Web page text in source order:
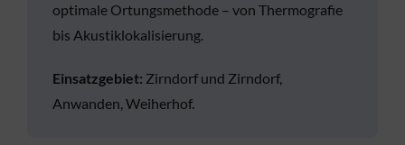
optimale Ortungsmethode – von Thermografie
bis Akustiklokalisierung.
Einsatzgebiet: Zirndorf und Zirndorf,
Anwanden, Weiherhof.